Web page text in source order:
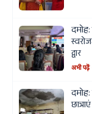
द्वार
अभी
दमोह: